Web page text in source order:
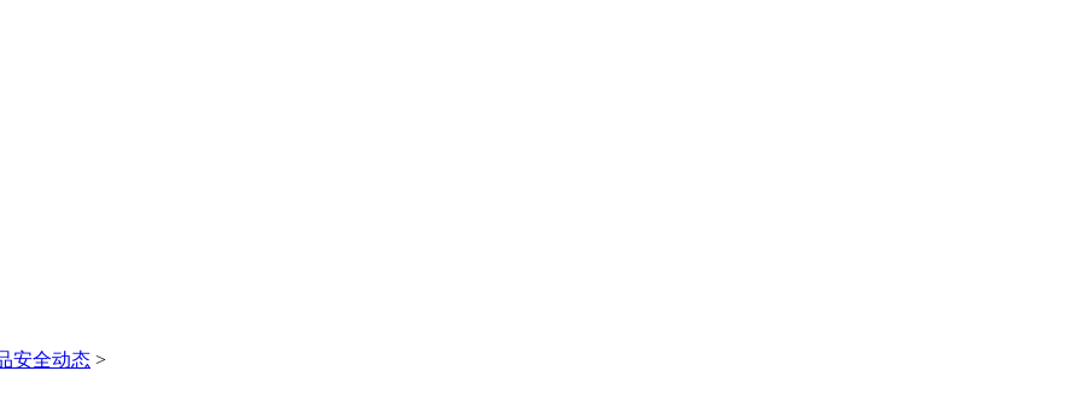
安全动态 >